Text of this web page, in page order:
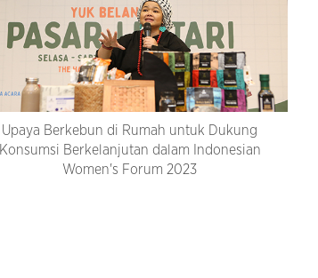
Upaya Berkebun di Rumah untuk Dukung
Konsumsi Berkelanjutan dalam Indonesian
Women's Forum 2023